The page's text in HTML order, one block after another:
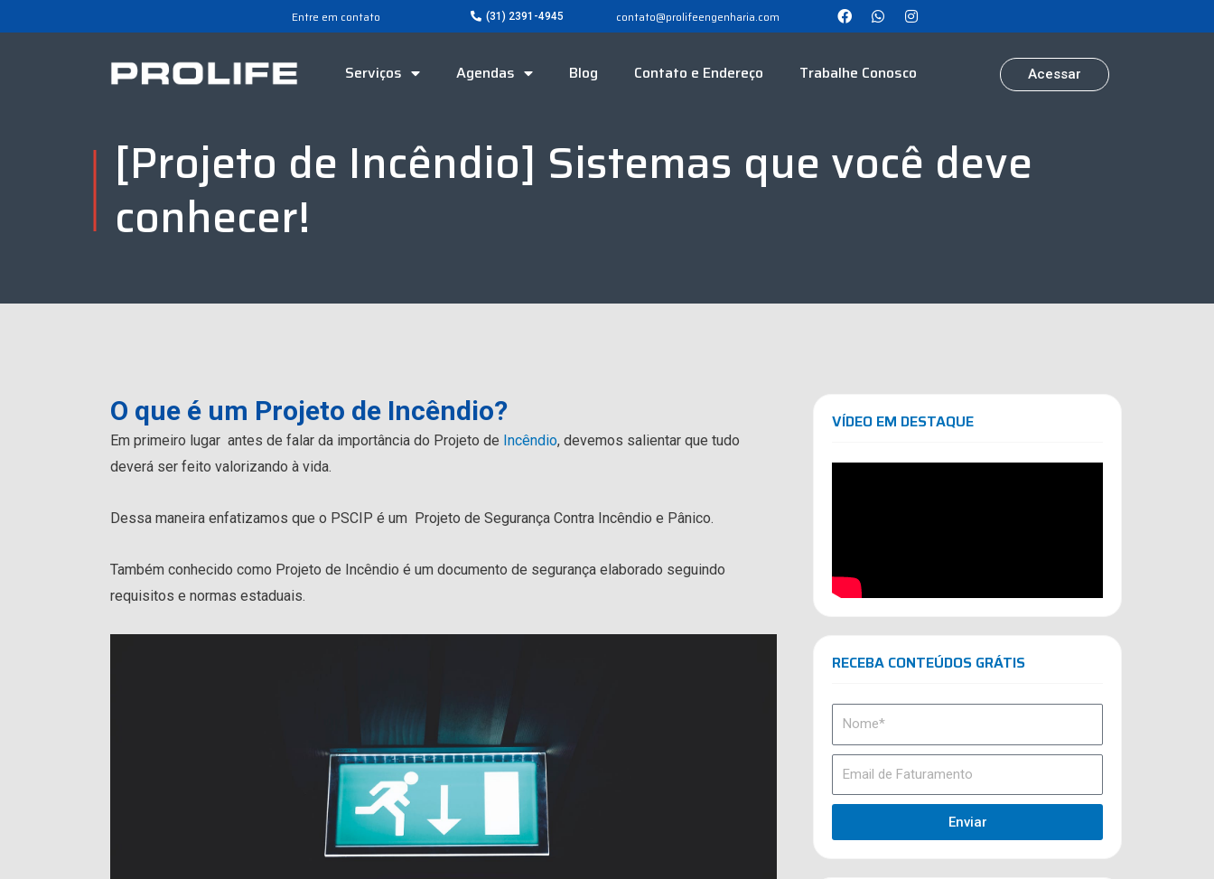
Entre em contato (31) 2391-4945 contato@prolifeengenharia.com
Serviços Agendas Blog Contato e Endereço Trabalhe Conosco Acessar
[Projeto de Incêndio] Sistemas que você deve
conhecer!
O que é um Projeto de Incêndio?
Em primeiro lugar antes de falar da importância do Projeto de Incêndio, devemos salientar que tudo
deverá ser feito valorizando à vida.
Dessa maneira enfatizamos que o PSCIP é um Projeto de Segurança Contra Incêndio e Pânico.
Também conhecido como Projeto de Incêndio é um documento de segurança elaborado seguindo
requisitos e normas estaduais.
VÍDEO EM DESTAQUE
RECEBA CONTEÚDOS GRÁTIS
Enviar